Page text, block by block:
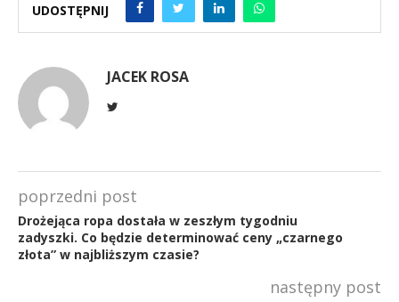
UDOSTĘPNIJ
JACEK ROSA
poprzedni post
Drożejąca ropa dostała w zeszłym tygodniu
zadyszki. Co będzie determinować ceny „czarnego
złota” w najbliższym czasie?
następny post